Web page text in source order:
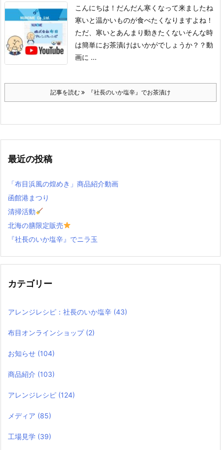
こんにちは！ だんだん寒くなって来ましたね
寒いと温かいものが食べたくなりますよね！
ただ、寒いとあんまり動きたくないそんな時
は簡単にお茶漬けはいかがでしょうか？？動
画に ...
記事を読む 『社長のいか塩辛』でお茶漬け
最近の投稿
「布目浜風の煌めき」商品紹介動画
函館港まつり
清掃活動
北海の膳限定販売
『社長のいか塩辛』でニラ玉
カテゴリー
アレンジレシピ：社長のいか塩辛 (43)
布目オンラインショップ (2)
お知らせ (104)
商品紹介 (103)
アレンジレシピ (124)
メディア (85)
工場見学 (39)